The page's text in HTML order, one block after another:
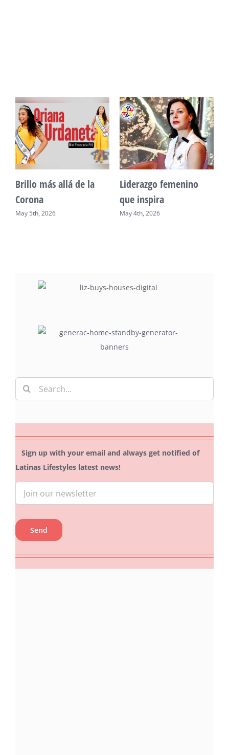
Unidad, cultura y
desarrollo comunitario
May 2nd, 2026
Sueño venezolano en
Philadelphia
May 7th, 2026
Search
for:
Sign up with your email and always get notified of
Latinas Lifestyles latest news!